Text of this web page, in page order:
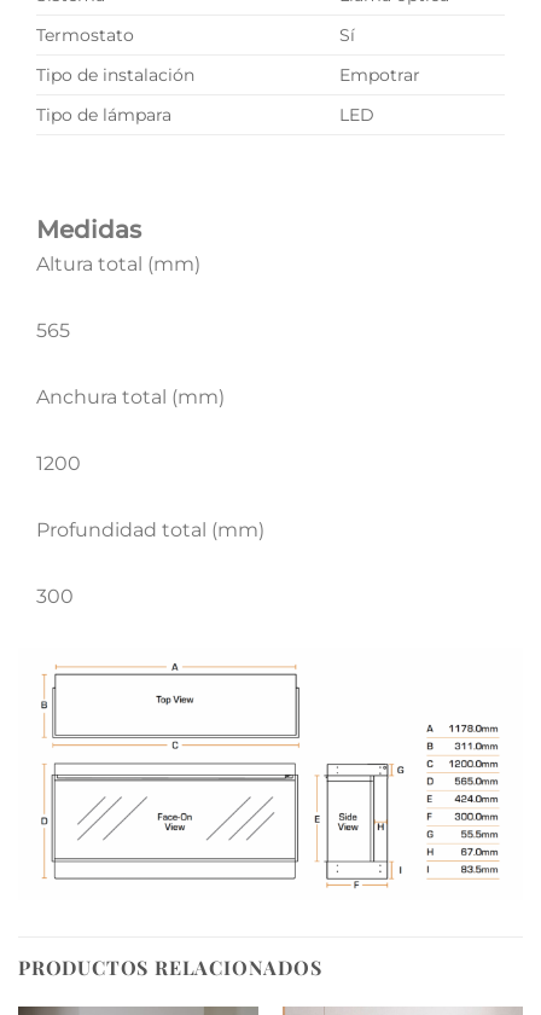
Termostato
Sí
Tipo de instalación
Empotrar
Tipo de lámpara
LED
Medidas
Altura total (mm)
565
Anchura total (mm)
1200
Profundidad total (mm)
300
PRODUCTOS RELACIONADOS